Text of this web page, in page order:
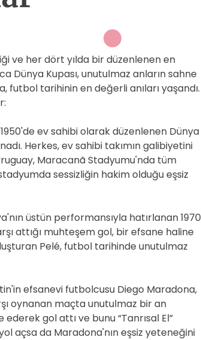
ve her dört yılda bir düzenlenen en
Dünya Kupası, unutulmaz anların sahne
tarihinin en değerli anıları yaşandı.
ev sahibi olarak düzenlenen Dünya
Herkes, ev sahibi takımın galibiyetini
Maracanã Stadyumu'nda tüm
sessizliğin hakim olduğu eşsiz
üstün performansıyla hatırlanan 1970
attığı muhteşem gol, bir efsane haline
Pelé, futbol tarihinde unutulmaz
efsanevi futbolcusu Diego Maradona,
oynanan maçta unutulmaz bir an
gol attı ve bunu “Tanrısal El”
açsa da Maradona'nın eşsiz yeteneğini